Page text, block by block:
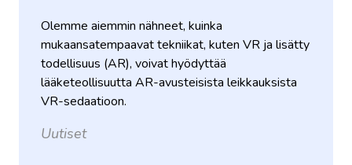
Olemme aiemmin nähneet, kuinka
mukaansatempaavat tekniikat, kuten VR ja lisätty
todellisuus (AR), voivat hyödyttää
lääketeollisuutta AR-avusteisista leikkauksista
VR-sedaatioon.
Uutiset